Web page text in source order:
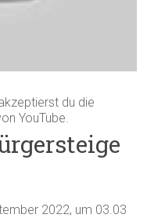
du die
YouTube.
2022, um 03.03